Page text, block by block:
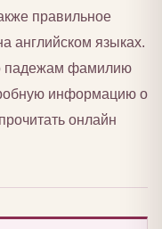
правильное
английском языках.
падежам фамилию
информацию о
онлайн